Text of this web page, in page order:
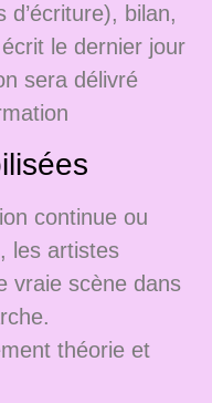
bilan,
le dernier jour
sera délivré
continue ou
les artistes
vraie scène dans
théorie et